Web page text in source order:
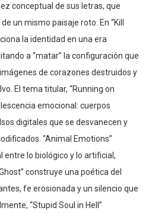
conceptual de sus letras, que
un mismo paisaje roto. En “Kill
la identidad en una era
a “matar” la configuración que
de corazones destruidos y
El tema titular, “Running on
emocional: cuerpos
digitales que se desvanecen y
“Animal Emotions”
lo biológico y lo artificial,
construye una poética del
fe erosionada y un silencio que
“Stupid Soul in Hell”